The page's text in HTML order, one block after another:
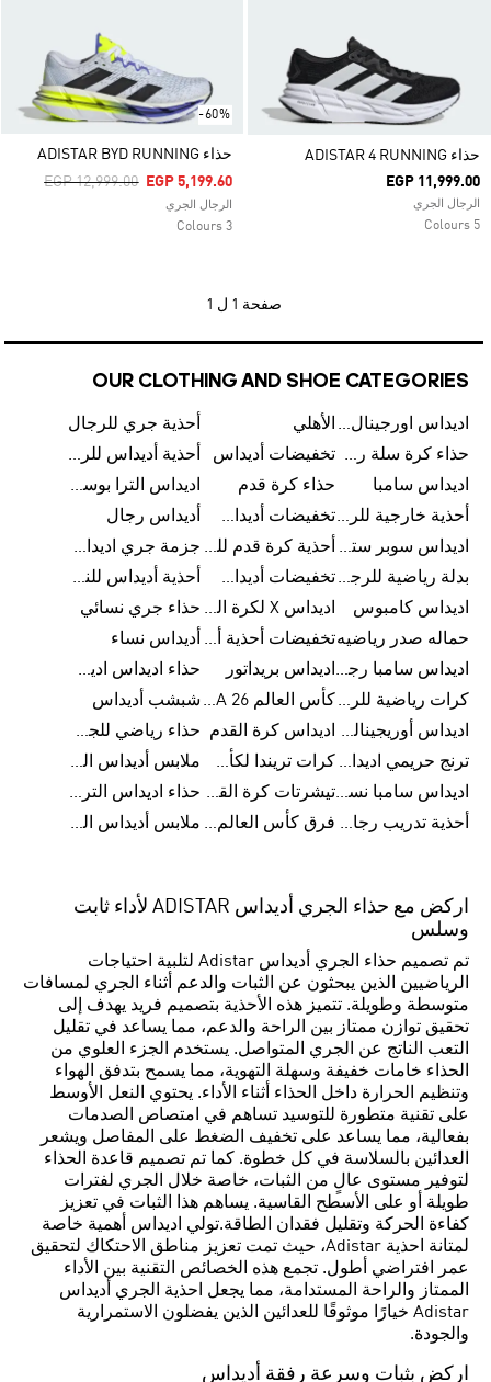
حذاء ADISTAR 4 RUNNING
EGP 11,999.00
الرجال الجري
5 Colours
-60%
حذاء ADISTAR BYD RUNNING
Price Reduced From
EGP 12,999.00ToEGP 5,199.60
الرجال الجري
3 Colours
صفحة 1 ل 1
OUR CLOTHING AND SHOE CATEGORIES
اديداس اورجينال رجالي الأهلي
أحذية جري للرجال
حذاء كرة سلة رجالي تخفيضات أديداس
أحذية أديداس للرجال
اديداس سامبا
حذاء كرة قدم
اديداس الترا بوست للرجال
أحذية خارجية للرجال
تخفيضات أديداس للرجال
أديداس رجال
اديداس سوبر ستار رجالي
أحذية كرة قدم للرجال
جزمة جري اديداس
بدلة رياضية للرجال
تخفيضات أديداس للنساء
أحذية أديداس للنساء
اديداس كامبوس
اديداس X لكرة القدم حذاء جري نسائي
حماله صدر رياضيه
تخفيضات أحذية أديداس للرجال أديداس نساء
اديداس سامبا رجالي اديداس بريداتور
حذاء اديداس اديستار للرجال
كرات رياضية للرجال
كأس العالم FIFA 26™ شبشب أديداس
اديداس أوريجينالز للنساء
اديداس كرة القدم
حذاء رياضي للجري
ترنج حريمي اديداس
كرات تريندا لكأس العالم FIFA 26™
ملابس أديداس الرياضية
اديداس سامبا نسائي
تيشرتات كرة القدم
حذاء اديداس الترا بوست 22
أحذية تدريب رجالية
فرق كأس العالم FIFA 26™ ملابس أديداس الرجالية
اركض مع حذاء الجري أديداس ADISTAR لأداء ثابت
وسلس
تم تصميم حذاء الجري أديداس Adistar لتلبية احتياجات
الرياضيين الذين يبحثون عن الثبات والدعم أثناء الجري لمسافات
متوسطة وطويلة. تتميز هذه الأحذية بتصميم فريد يهدف إلى
تحقيق توازن ممتاز بين الراحة والدعم، مما يساعد في تقليل
التعب الناتج عن الجري المتواصل. يستخدم الجزء العلوي من
الحذاء خامات خفيفة وسهلة التهوية، مما يسمح بتدفق الهواء
وتنظيم الحرارة داخل الحذاء أثناء الأداء. يحتوي النعل الأوسط
على تقنية متطورة للتوسيد تساهم في امتصاص الصدمات
بفعالية، مما يساعد على تخفيف الضغط على المفاصل ويشعر
العدائين بالسلاسة في كل خطوة. كما تم تصميم قاعدة الحذاء
لتوفير مستوى عالٍ من الثبات، خاصة خلال الجري لفترات
طويلة أو على الأسطح القاسية. يساهم هذا الثبات في تعزيز
كفاءة الحركة وتقليل فقدان الطاقة.تولي اديداس أهمية خاصة
لمتانة احذية Adistar، حيث تمت تعزيز مناطق الاحتكاك لتحقيق
عمر افتراضي أطول. تجمع هذه الخصائص التقنية بين الأداء
الممتاز والراحة المستدامة، مما يجعل احذية الجري أديداس
Adistar خيارًا موثوقًا للعدائين الذين يفضلون الاستمرارية
والجودة.
اركض بثبات وسرعة رفقة أديداس